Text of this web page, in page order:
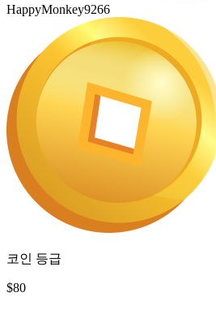
HappyMonkey9266
코인 등급
$80